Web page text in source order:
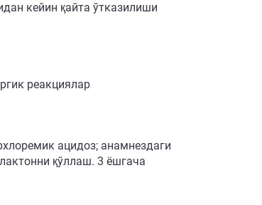
кейин қайта ўтказилиши
реакциялар
ацидоз; анамнездаги
қўллаш. 3 ёшгача